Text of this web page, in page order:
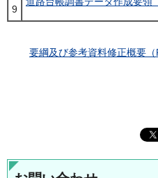
9
要綱及び参考資料修正概要（